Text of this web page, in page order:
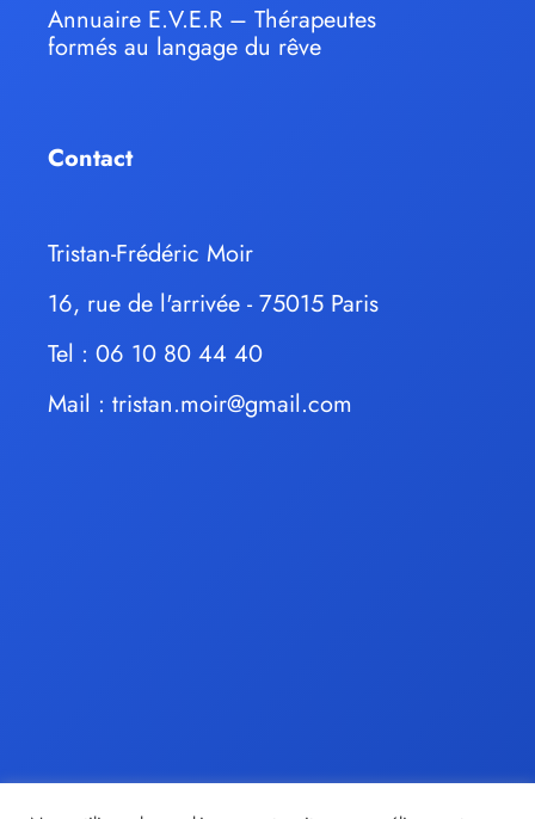
Annuaire E.V.E.R – Thérapeutes
formés au langage du rêve
Contact
Tristan-Frédéric Moir
16, rue de l'arrivée - 75015 Paris
Tel : 06 10 80 44 40
Mail : tristan.moir@gmail.com